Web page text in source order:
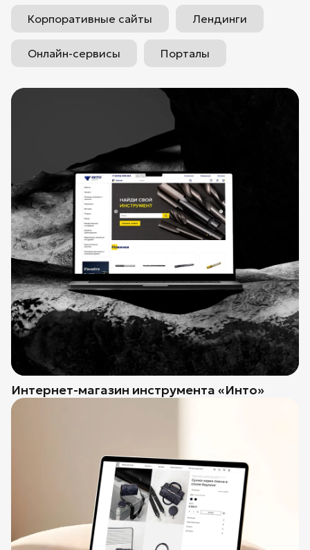
Корпоративные сайты Лендинги
Онлайн-сервисы Порталы
Интернет-магазин инструмента «Инто»